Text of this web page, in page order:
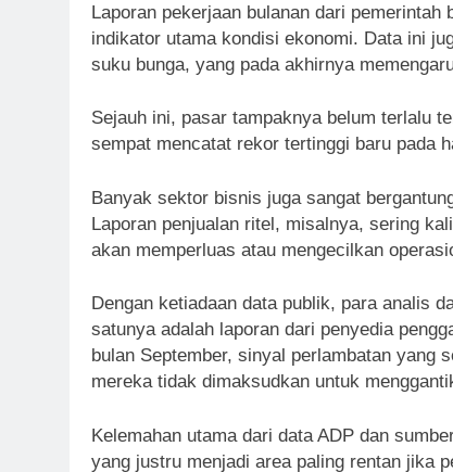
Laporan pekerjaan bulanan dari
indikator utama kondisi ekonomi. Data ini
suku bunga, yang pada akhirnya
Sejauh ini, pasar tampaknya belum terlalu
sempat mencatat rekor tertinggi baru pada
Banyak sektor bisnis juga sangat
Laporan penjualan ritel, misalnya, sering
akan memperluas atau mengecilkan
Dengan ketiadaan data publik, para analis
satunya adalah laporan dari penyedia
bulan September, sinyal perlambatan yang
mereka tidak dimaksudkan untuk
Kelemahan utama dari data ADP dan
yang justru menjadi area paling rentan jika